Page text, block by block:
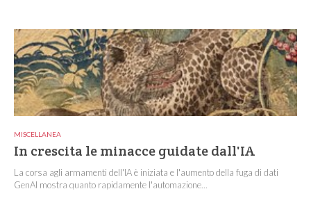
MISCELLANEA
In crescita le minacce guidate dall'IA
La corsa agli armamenti dell'IA è iniziata e l'aumento della fuga di dati
GenAI mostra quanto rapidamente l'automazione...